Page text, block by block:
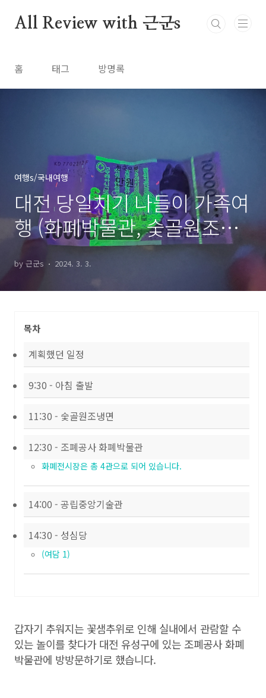
All Review with 근군s
홈 태그 방명록
여행s/국내여행
대전 당일치기 나들이 가족여
행 (화폐박물관, 숯골원조냉
면, 성심당)
by 근군s 2024. 3. 3.
목차
계획했던 일정
9:30 - 아침 출발
11:30 - 숯골원조냉면
12:30 - 조폐공사 화폐박물관
화폐전시장은 총 4관으로 되어 있습니다.
14:00 - 공립중앙기술관
14:30 - 성심당
(여담 1)
갑자기 추워지는 꽃샘추위로 인해 실내에서 관람할 수
있는 놀이를 찾다가 대전 유성구에 있는 조폐공사 화폐
박물관에 방방문하기로 했습니다.